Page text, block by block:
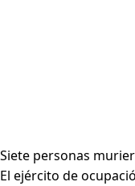
Siete personas
El ejército de